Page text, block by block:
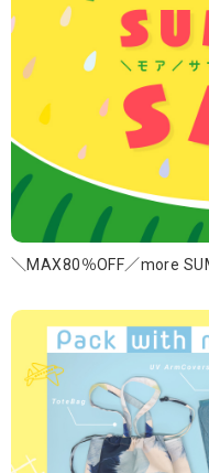
＼MAX80％OFF／more